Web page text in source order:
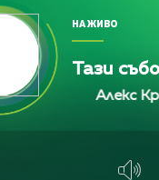
НА ЖИВО
Тази
Алекс Кръстева,
Алекс Кръстева,